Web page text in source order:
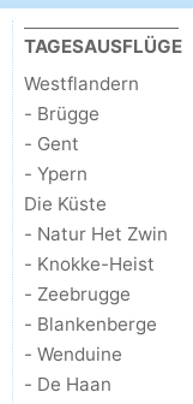
TAGESAUSFLÜGE
Westflandern
- Brügge
- Gent
- Ypern
Die Küste
- Natur Het Zwin
- Knokke-Heist
- Zeebrugge
- Blankenberge
- Wenduine
- De Haan